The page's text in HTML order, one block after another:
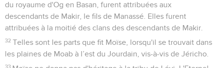
du royaume d'Og en Basan, furent attribuées aux
descendants de Makir, le fils de Manassé. Elles furent
attribuées à la moitié des clans des descendants de Makir.
32 Telles sont les parts que fit Moïse, lorsqu'il se trouvait dans
les plaines de Moab à l’est du Jourdain, vis-à-vis de Jéricho.
33